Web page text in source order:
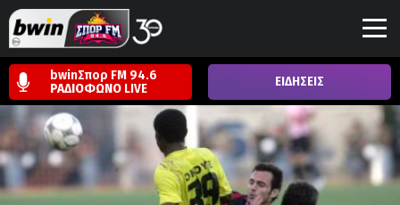
bwinΣπορ FM 94.6
ΡΑΔΙΟΦΩΝΟ LIVE ΕΙΔΗΣΕΙΣ